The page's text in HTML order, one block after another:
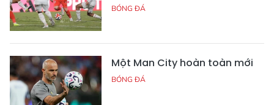
BÓNG ĐÁ
Một Man City hoàn toàn mới
BÓNG ĐÁ